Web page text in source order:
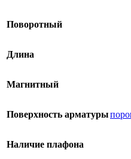
Поворотный
Длина
Магнитный
Поверхность арматуры
Наличие плафона